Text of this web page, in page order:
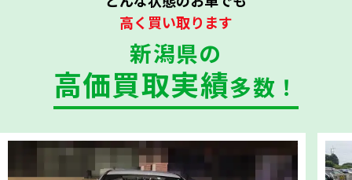
高く買い取ります
新潟県の
高価買取実績多数！